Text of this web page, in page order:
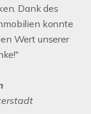
Dank des
konnte
Wert unserer